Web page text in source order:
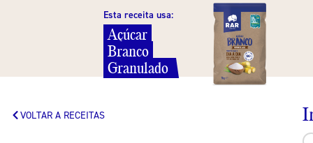
Esta receita usa:
Açúcar
Branco
Granulado
VOLTAR A RECEITAS